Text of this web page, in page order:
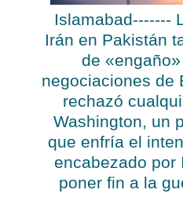
Islamabad-------
Irán en Pakistán
de
negociaciones de
rechazó
Washington, un
que enfría el
encabezado por
poner fin a la